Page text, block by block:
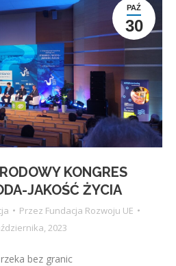
KONGRES
JAKOŚĆ ŻYCIA
Przez Fundacja Rozwoju UE
2023
PAŹ
30
bez granic